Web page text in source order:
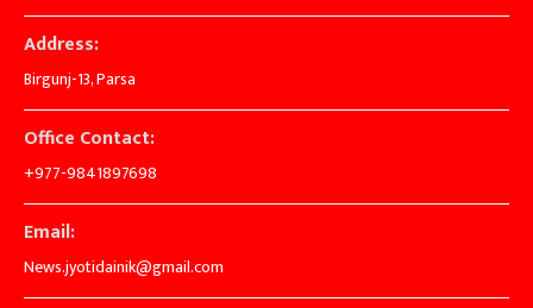
Address:
Birgunj-13, Parsa
Office Contact:
+977-9841897698
Email:
News.jyotidainik@gmail.com